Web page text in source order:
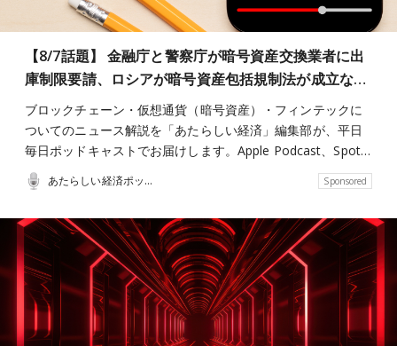
【8/7話題】 金融庁と警察庁が暗号資産交換業者に出
庫制限要請、ロシアが暗号資産包括規制法が成立な…
ブロックチェーン・仮想通貨（暗号資産）・フィンテックに
ついてのニュース解説を「あたらしい経済」編集部が、平日
毎日ポッドキャストでお届けします。Apple Podcast、Spot…
あたらしい経済ポッドキャスト Sponsored